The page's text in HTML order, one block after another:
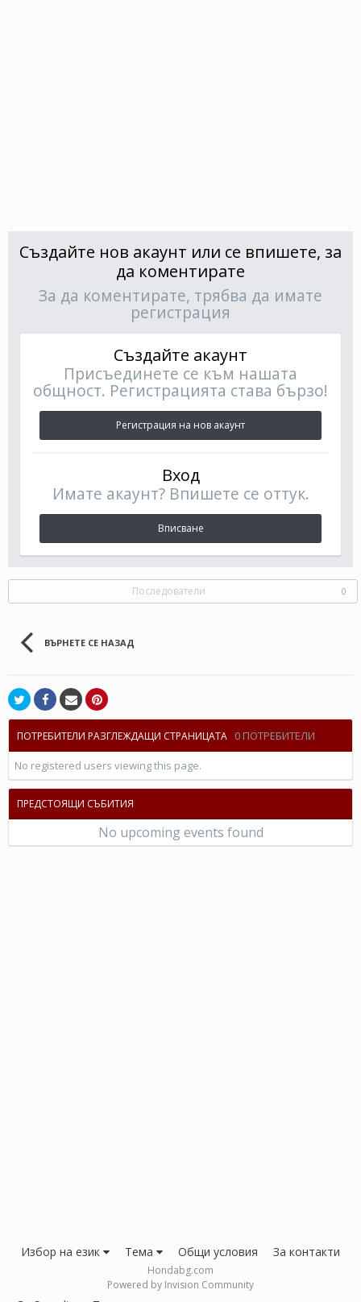
Създайте нов акаунт или се впишете, за
да коментирате
За да коментирате, трябва да имате
регистрация
Създайте акаунт
Присъединете се към нашата
общност. Регистрацията става бързо!
Регистрация на нов акаунт
Вход
Имате акаунт? Впишете се оттук.
Вписване
Последователи 0
ВЪРНЕТЕ СЕ НАЗАД
ПОТРЕБИТЕЛИ РАЗГЛЕЖДАЩИ СТРАНИЦАТА 0 ПОТРЕБИТЕЛИ
No registered users viewing this page.
ПРЕДСТОЯЩИ СЪБИТИЯ
No upcoming events found
Избор на език Тема Общи условия За контакти
Hondabg.com
Powered by Invision Community